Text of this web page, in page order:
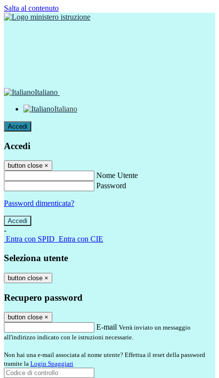
Salta al contenuto
Italiano
Italiano
Accedi
Accedi
button close ×
Nome Utente
Password
Password dimenticata?
-
Entra con SPID Entra con CIE
Seleziona utente
button close ×
Recupero password
button close ×
E-mail Verrà inviato un messaggio
all'indirizzo indicato con le istruzioni necessarie.
Non hai una e-mail associata al nome utente? Effettua il reset della password
tramite la Login Spaggiari